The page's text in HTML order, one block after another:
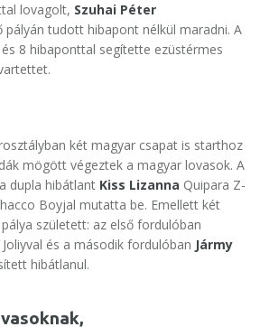
lovagolt, Szuhai Péter
pályán tudott hibapont nélkül maradni. A
és 8 hibaponttal segítette ezüstérmes
két magyar csapat is starthoz
mögött végeztek a magyar lovasok. A
dupla hibátlant Kiss Lizanna Quipara Z-
Boyjal mutatta be. Emellett két
született: az első fordulóban
Joliyval és a második fordulóban Jármy
hibátlanul.